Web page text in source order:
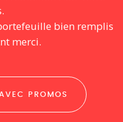
bien remplis
merci.
PROMOS